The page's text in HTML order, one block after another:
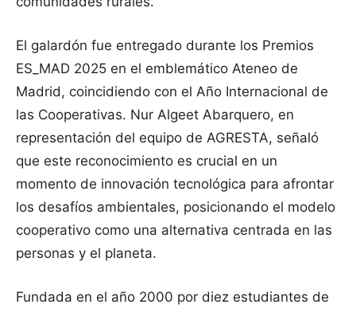
El galardón fue entregado durante los Premios
ES_MAD 2025 en el emblemático Ateneo de
Madrid, coincidiendo con el Año Internacional de
las Cooperativas. Nur Algeet Abarquero, en
representación del equipo de AGRESTA, señaló
que este reconocimiento es crucial en un
momento de innovación tecnológica para afrontar
los desafíos ambientales, posicionando el modelo
cooperativo como una alternativa centrada en las
personas y el planeta.
Fundada en el año 2000 por diez estudiantes de